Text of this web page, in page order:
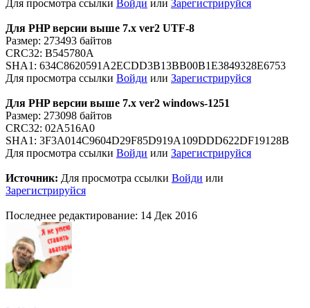
Для просмотра ссылки Войди или Зарегистрируйся
Для PHP версии выше 7.x ver2 UTF-8
Размер: 273493 байтов
CRC32: B545780A
SHA1: 634C8620591A2ECDD3B13BB00B1E3849328E6753
Для просмотра ссылки Войди или Зарегистрируйся
Для PHP версии выше 7.x ver2 windows-1251
Размер: 273098 байтов
CRC32: 02A516A0
SHA1: 3F3A014C9604D29F85D919A109DDD622DF19128B
Для просмотра ссылки Войди или Зарегистрируйся
Источник: Для просмотра ссылки Войди или
Зарегистрируйся
Последнее редактирование: 14 Дек 2016